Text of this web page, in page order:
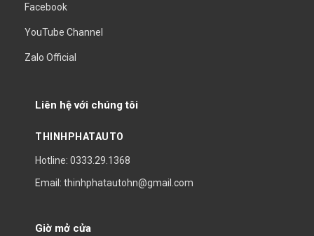
Facebook
YouTube Channel
Zalo Official
Liên hệ với chúng tôi
THINHPHATAUTO
Hotline: 0333.29.1368
Email: thinhphatautohn@gmail.com
Giờ mở cửa